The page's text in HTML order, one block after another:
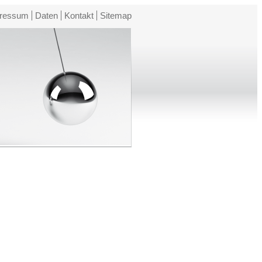
Daten Kontakt Sitemap